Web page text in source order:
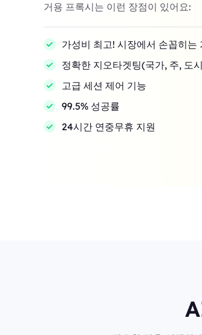
거용 프록시는 이런 장점이 있어요:
가성비 최고! 시장에서 손꼽히는
정확한 지오타겟팅(국가, 주, 도
고급 세션 제어 기능
99.5% 성공률
24시간 연중무휴 지원